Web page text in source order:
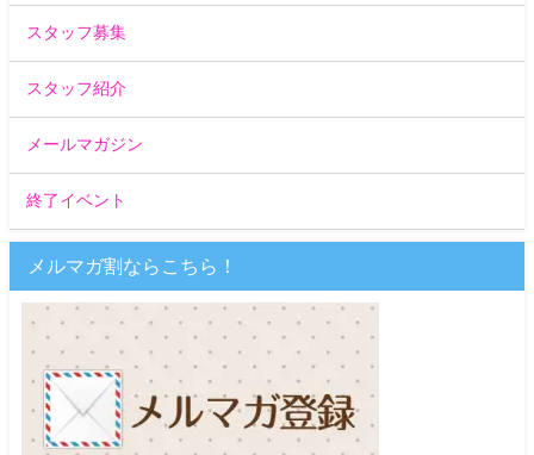
スタッフ募集
スタッフ紹介
メールマガジン
終了イベント
メルマガ割ならこちら！